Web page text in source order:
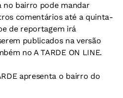
no bairro pode mandar
comentários até a quinta-
de reportagem irá
publicados na versão
no A TARDE ON LINE.
apresenta o bairro do